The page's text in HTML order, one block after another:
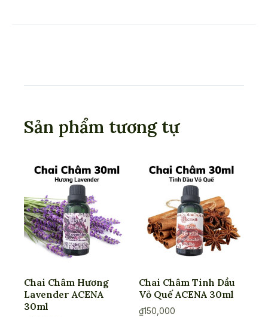
Sản phẩm tương tự
Chai Châm Hương
Lavender ACENA
30ml
Chai Châm Tinh Dầu
Vỏ Quế ACENA 30ml
₫150,000